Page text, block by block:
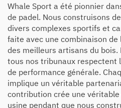
Whale Sport a été pionnier
de padel. Nous construisons
divers complexes sportifs et
faite avec une combinaison
des meilleurs artisans du bois.
tous nos tribunaux respectent
de performance générale.
implique un véritable
contribution crée une
usine pendant que nous